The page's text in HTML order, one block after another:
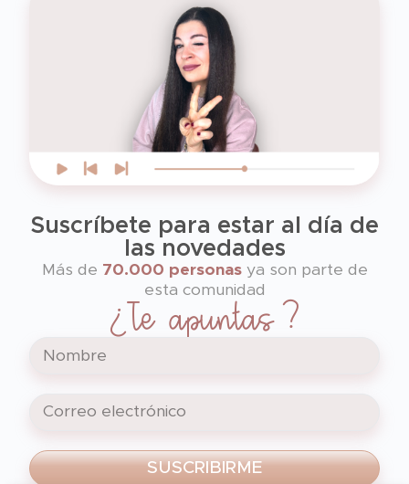
Suscríbete para estar al día de
las novedades
Más de 70.000 personasya son parte de
esta comunidad
¿Te apuntas?
SUSCRIBIRME